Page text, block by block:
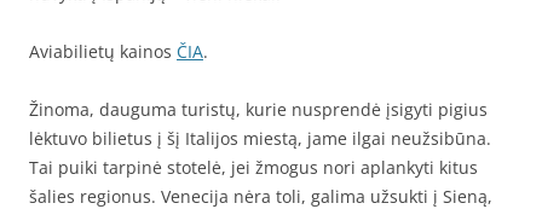
Aviabilietų kainos ČIA.
Žinoma, dauguma turistų, kurie nusprendė įsigyti pigius
lėktuvo bilietus į šį Italijos miestą, jame ilgai neužsibūna.
Tai puiki tarpinė stotelė, jei žmogus nori aplankyti kitus
šalies regionus. Venecija nėra toli, galima užsukti į Sieną,